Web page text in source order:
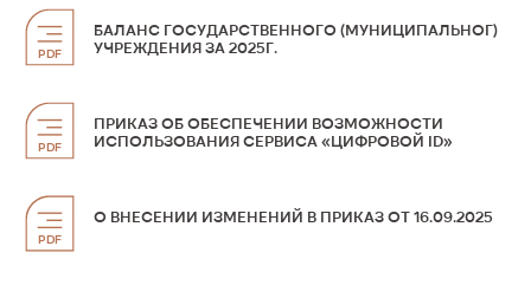
PDF
БАЛАНС ГОСУДАРСТВЕННОГО (МУНИЦИПАЛЬНОГ)
УЧРЕЖДЕНИЯ ЗА 2025Г.
PDF
ПРИКАЗ ОБ ОБЕСПЕЧЕНИИ ВОЗМОЖНОСТИ
ИСПОЛЬЗОВАНИЯ СЕРВИСА «ЦИФРОВОЙ ID»
PDF
О ВНЕСЕНИИ ИЗМЕНЕНИЙ В ПРИКАЗ ОТ 16.09.2025